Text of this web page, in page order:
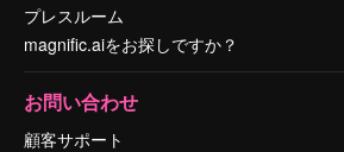
プレスルーム
magnific.aiをお探しですか？
お問い合わせ
顧客サポート